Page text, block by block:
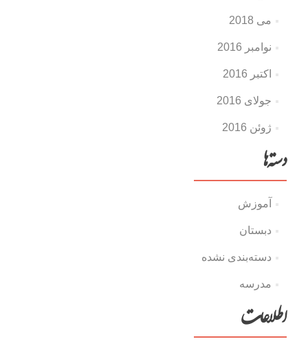
می 2018
نوامبر 2016
اکتبر 2016
جولای 2016
ژوئن 2016
دسته‌ها
آموزش
دبستان
دسته‌بندی نشده
مدرسه
اطلاعات